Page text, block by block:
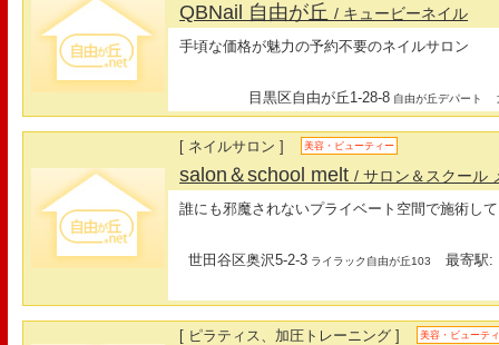
QBNail 自由が丘/ キュービーネイル
手頃な価格が魅力の予約不要のネイルサロン
目黒区自由が丘1-28-8 自由が丘デパート
[ ネイルサロン ] 美容・ビューティー
salon＆school melt/ サロン＆スクール
誰にも邪魔されないプライベート空間で施術し
世田谷区奥沢5-2-3 ライラック自由が丘103 最寄駅:
[ ピラティス、加圧トレーニング ] 美容・ビューテ